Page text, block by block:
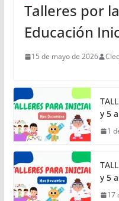
Talleres por
Educación
15 de mayo de 2026
y 5
1
y 5
17